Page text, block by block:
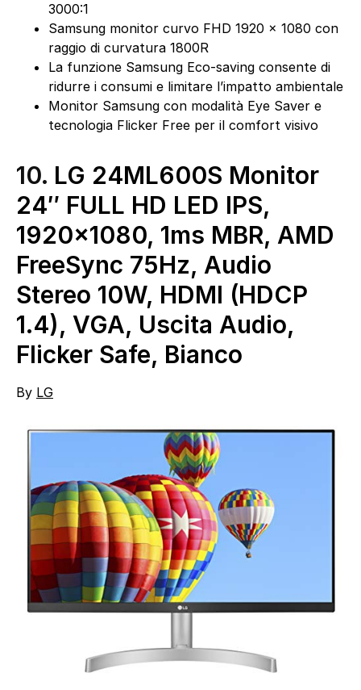
3000:1
Samsung monitor curvo FHD 1920 x 1080 con
raggio di curvatura 1800R
La funzione Samsung Eco-saving consente di
ridurre i consumi e limitare l’impatto ambientale
Monitor Samsung con modalità Eye Saver e
tecnologia Flicker Free per il comfort visivo
10. LG 24ML600S Monitor
24″ FULL HD LED IPS,
1920×1080, 1ms MBR, AMD
FreeSync 75Hz, Audio
Stereo 10W, HDMI (HDCP
1.4), VGA, Uscita Audio,
Flicker Safe, Bianco
By LG